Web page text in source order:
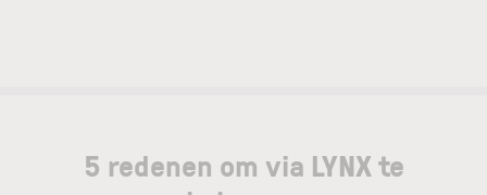
5 redenen om via LYNX te